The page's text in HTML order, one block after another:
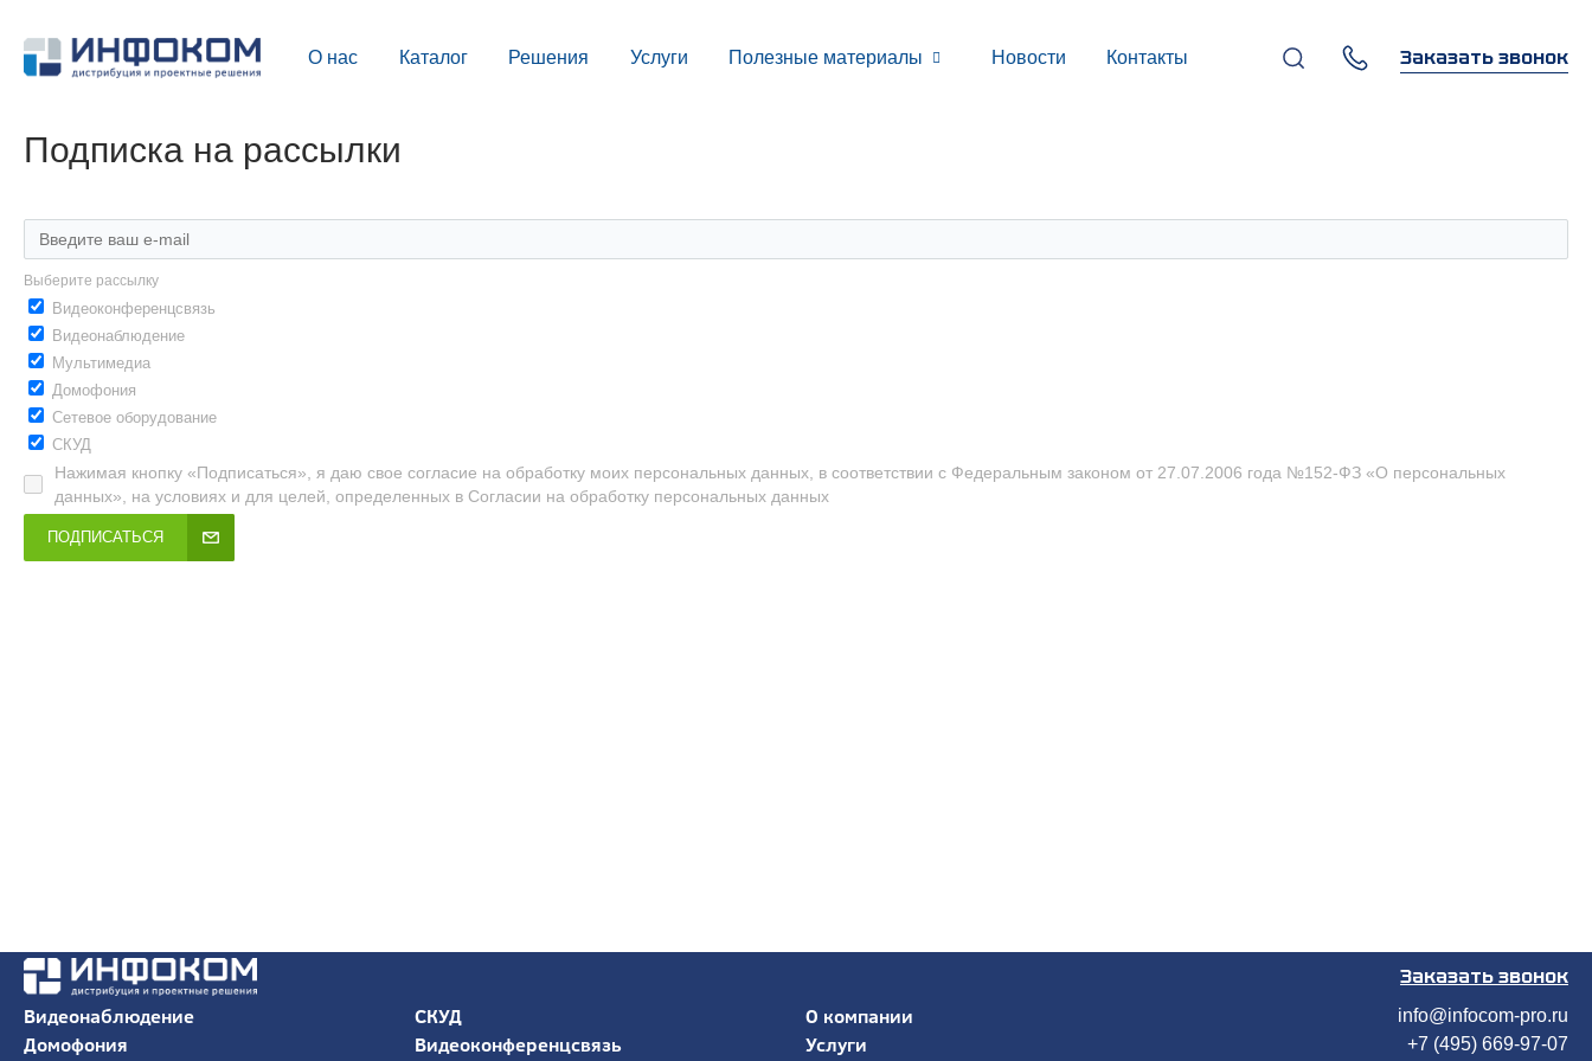
О нас Каталог Решения Услуги Полезные материалы Новости Контакты Заказать звонок
Подписка на рассылки
Выберите рассылку
Видеоконференцсвязь
Видеонаблюдение
Мультимедиа
Домофония
Сетевое оборудование
СКУД
Нажимая кнопку «Подписаться», я даю свое согласие на обработку моих персональных данных, в соответствии с Федеральным законом от 27.07.2006 года №152-ФЗ «О персональных
данных», на условиях и для целей, определенных в Согласии на обработку персональных данных
ПОДПИСАТЬСЯ
Заказать звонок
Видеонаблюдение
Домофония
СКУД
Видеоконференцсвязь
О компании
Услуги
info@infocom-pro.ru
+7 (495) 669-97-07